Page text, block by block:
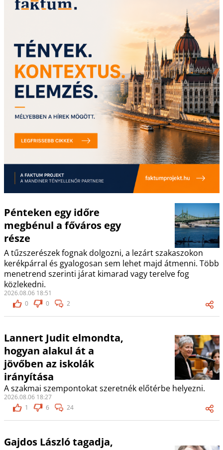
Pénteken egy időre
megbénul a főváros egy
része
A tűzszerészek fognak dolgozni, a lezárt szakaszokon
kerékpárral és gyalogosan sem lehet majd átmenni. Több
menetrend szerinti járat kimarad vagy terelve fog
közlekedni.
2026.08.06 18:51
0
0 2
Lannert Judit elmondta,
hogyan alakul át a
jövőben az iskolák
irányítása
A szakmai szempontokat szeretnék előtérbe helyezni.
2026.08.06 18:27
1
6 24
Gajdos László tagadja,